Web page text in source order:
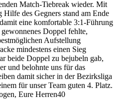
Match-Tiebreak wieder. Mit
des Gegners stand am Ende
eine komfortable 3:1-Führung
Doppel fehlte,
Aufstellung
mindestens einen Sieg
beide Doppel zu bejubeln gab,
und belohnte uns für das
damit sicher in der Bezirksliga
für unser Team guten 4. Platz.
Eure Herren40